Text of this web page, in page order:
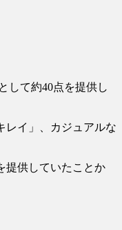
して約40点を提供し
レイ」、カジュアルな
提供していたことか